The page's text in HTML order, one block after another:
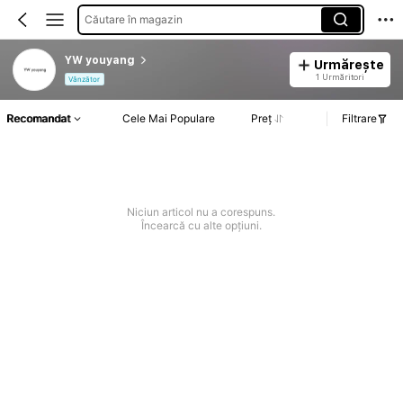
Căutare în magazin
YW youyang
Vânzător
Urmărește
1 Urmăritori
Recomandat Cele Mai Populare Preț Filtrare
Niciun articol nu a corespuns.
Încearcă cu alte opțiuni.